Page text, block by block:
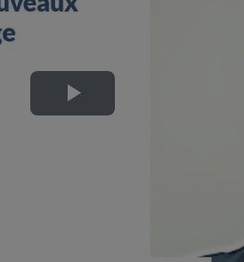
Lire